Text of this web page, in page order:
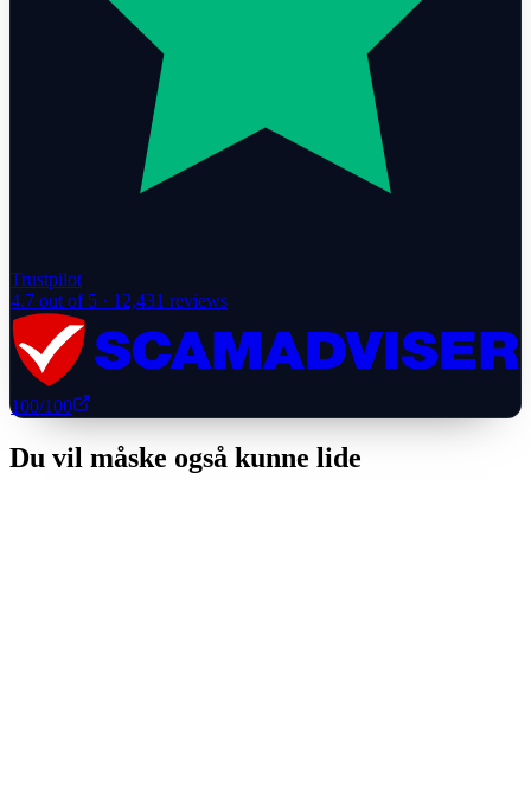
Trustpilot
4.7 out of 5 · 12,431 reviews
100/100
Du vil måske også kunne lide